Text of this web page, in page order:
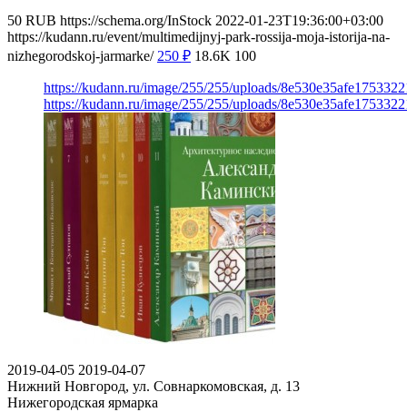
50 RUB https://schema.org/InStock 2022-01-23T19:36:00+03:00
https://kudann.ru/event/multimedijnyj-park-rossija-moja-istorija-na-
nizhegorodskoj-jarmarke/ 250 ₽ 18.6K 100
https://kudann.ru/image/255/255/uploads/
https://kudann.ru/image/255/255/uploads/
2019-04-05 2019-04-07
Нижний Новгород, ул. Совнаркомовская, д. 13
Нижегородская ярмарка